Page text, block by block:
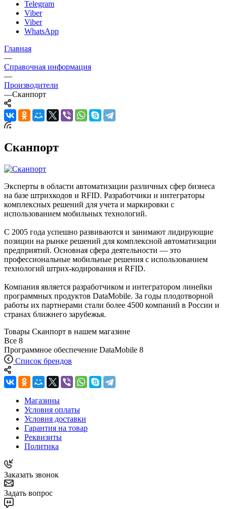
Telegram
Viber
Viber
WhatsApp
Главная
—
Справочная информация
—
Производители
—Сканпорт
Сканпорт
Эксперты в области автоматизации различных сфер бизнеса
на базе штрихкодов и RFID. Разработчики и интеграторы
комплексных решений для учета и маркировки с
использованием мобильных технологий.
С 2005 года успешно развиваются и занимают лидирующие
позиции на рынке решений для комплексной автоматизации
предприятий. Основная сфера деятельности — это
профессиональные мобильные решения с использованием
технологий штрих-кодирования и RFID.
Компания является разработчиком и интегратором линейки
программных продуктов DataMobile. За годы плодотворной
работы их партнерами стали более 4500 компаний в России и
странах ближнего зарубежья.
Товары Сканпорт в нашем магазине
Все 8
Программное обеспечение DataMobile 8
Список брендов
Магазины
Условия оплаты
Условия доставки
Гарантия на товар
Реквизиты
Политика
Заказать звонок
Задать вопрос